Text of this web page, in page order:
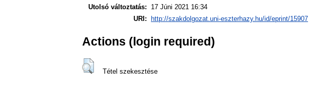
Utolsó változtatás:
17 Júni 2021 16:34
URI:
http://szakdolgozat.uni-eszterhazy.hu/id/eprint/15907
Actions (login required)
Tétel szekesztése